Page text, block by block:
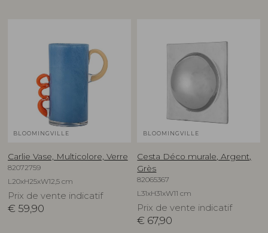
BLOOMINGVILLE
Carlie Vase, Multicolore, Verre
82072759
L20xH25xW12,5 cm
Prix de vente indicatif
€ 59,90
BLOOMINGVILLE
Cesta Déco murale, Argent,
Grès
82065367
L31xH31xW11 cm
Prix de vente indicatif
€ 67,90